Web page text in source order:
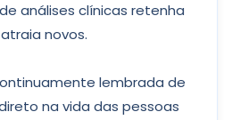
análises clínicas retenha
novos.
lembrada de
na vida das pessoas